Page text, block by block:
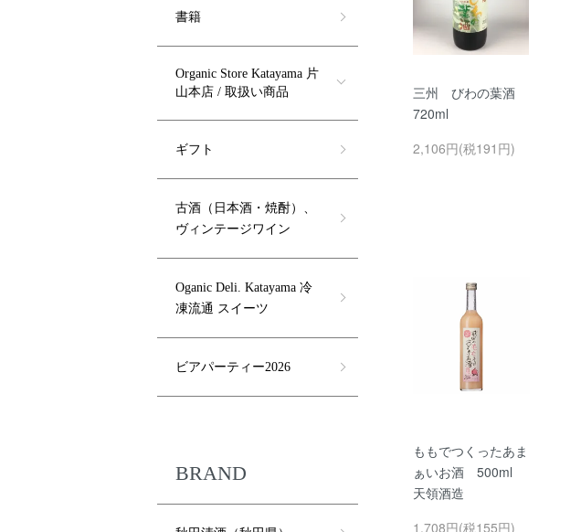
三州 びわの葉酒
720ml
2,106円(税191円)
ももでつくったあま
ぁいお酒 500ml
天領酒造
1,708円(税155円)
書籍
Organic Store Katayama 片
山本店 / 取扱い商品
ギフト
古酒（日本酒・焼酎）、
ヴィンテージワイン
Oganic Deli. Katayama 冷
凍流通 スイーツ
ビアパーティー2026
BRAND